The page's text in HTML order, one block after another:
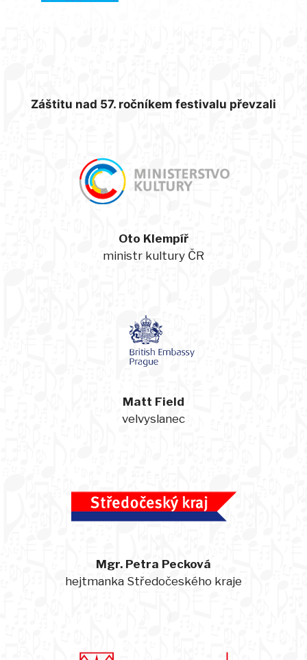
Záštitu nad 57. ročníkem festivalu převzali
Oto Klempíř
ministr kultury ČR
Matt Field
velvyslanec
Mgr. Petra Pecková
hejtmanka Středočeského kraje